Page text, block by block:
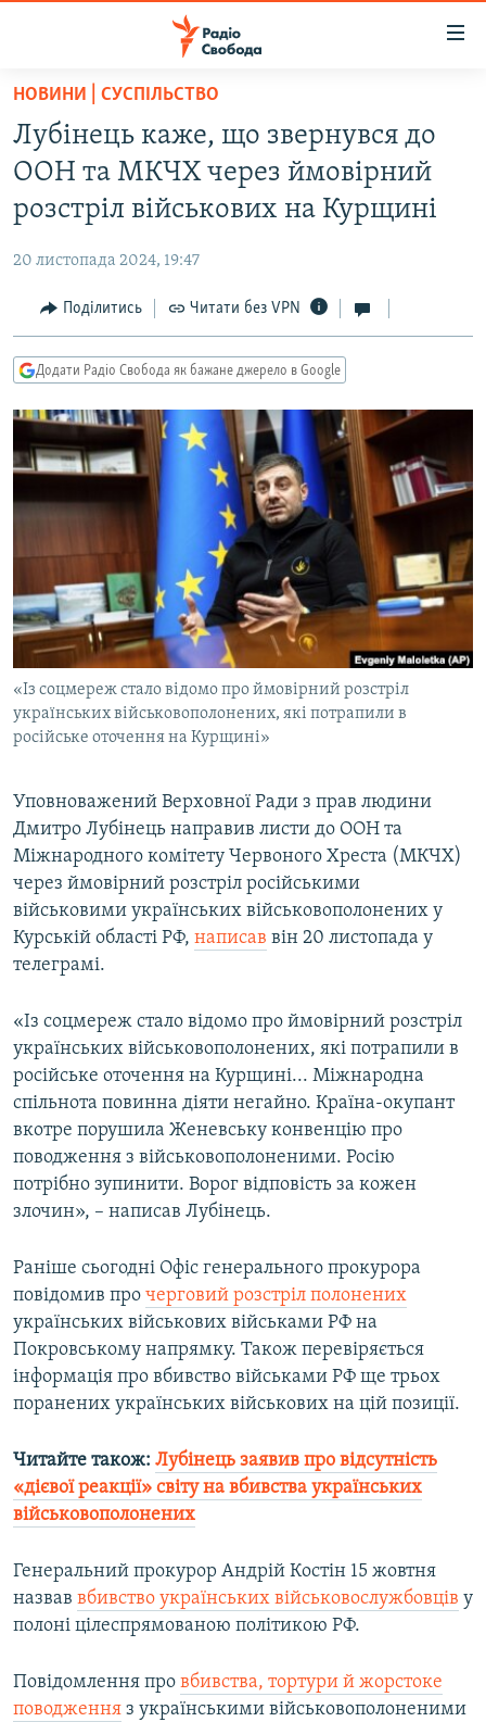
Перейти
основного
матеріалу
до
основної
Перейти
до
пошуку
РАДІО СВОБОДА – 70 РОКІВ
ВСЕ ЗА ДОБУ
ЕКОНОМІКА
СУСПІЛЬСТВО
УКРАЇНА
СВІТ
РОСІЙСЬКА «ФІЛЬТРАЦІЯ»
ДОНБАС.РЕАЛІЇ
ТИ ЯК?
СХЕМИ
ПРИАЗОВ’Я
КИТАЙ.ВИКЛИКИ
МУЛЬТИМЕДІА
ФОТО
СПЕЦПРОЄКТИ
ПОДКАСТИ
КРИМ РЕАЛІЇ
УКР
КТАТ
ДОЛУЧАЙСЯ!
Усі сайти RFE/RL
НОВИНИ | СУСПІЛЬСТВО
Лубінець каже, що звернувся до
ООН та МКЧХ через ймовірний
розстріл військових на Курщині
20 листопада 2024, 19:47
Поділитись Читати без VPN
Додати Радіо Свобода як бажане джерело в Google
«Із соцмереж стало відомо про ймовірний розстріл
українських військовополонених, які потрапили в
російське оточення на Курщині»
Уповноважений Верховної Ради з прав людини
Дмитро Лубінець направив листи до ООН та
Міжнародного комітету Червоного Хреста (МКЧХ)
через ймовірний розстріл російськими
військовими українських військовополонених у
Курській області РФ, написав він 20 листопада у
телеграмі.
«Із соцмереж стало відомо про ймовірний розстріл
українських військовополонених, які потрапили в
російське оточення на Курщині... Міжнародна
спільнота повинна діяти негайно. Країна-окупант
вкотре порушила Женевську конвенцію про
поводження з військовополоненими. Росію
потрібно зупинити. Ворог відповість за кожен
злочин», – написав Лубінець.
Раніше сьогодні Офіс генерального прокурора
повідомив про черговий розстріл полонених
українських військових військами РФ на
Покровському напрямку. Також перевіряється
інформація про вбивство військами РФ ще трьох
поранених українських військових на цій позиції.
Читайте також: Лубінець заявив про відсутність
«дієвої реакції» світу на вбивства українських
військовополонених
Генеральний прокурор Андрій Костін 15 жовтня
назвав вбивство українських військовослужбовців у
полоні цілеспрямованою політикою РФ.
Повідомлення про вбивства, тортури й жорстоке
поводження з українськими військовополоненими